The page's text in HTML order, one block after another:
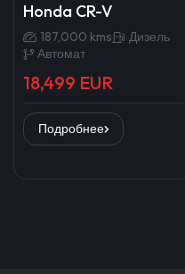
Honda CR-V
187,000 kms
Дизель
Автомат
18,499 EUR
Подробнее